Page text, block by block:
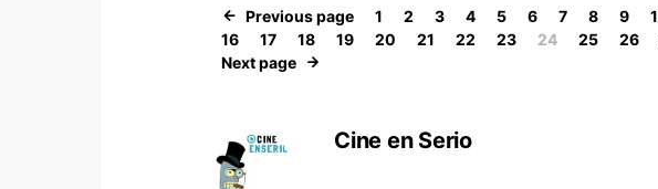
Previous page 1 2 3 4 5 6 7 8 9
16
17 18 19 20 21 22 23 24 25 26
Next page
Cine en Serio